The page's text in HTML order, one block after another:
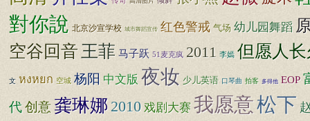
對你說 北京沙宣学校 城市舞蹈宣传 红色警戒 气场 幼儿园舞蹈
空谷回音王菲 马子跃 51麦克疯 2011 李嫣 但愿人
文 หงหยก 空城 杨阳 中文版 夜妆 少儿英语 口琴曲 拍客 多得他 EOP
代创意 龚琳娜 2010 戏剧大赛 我愿意松下